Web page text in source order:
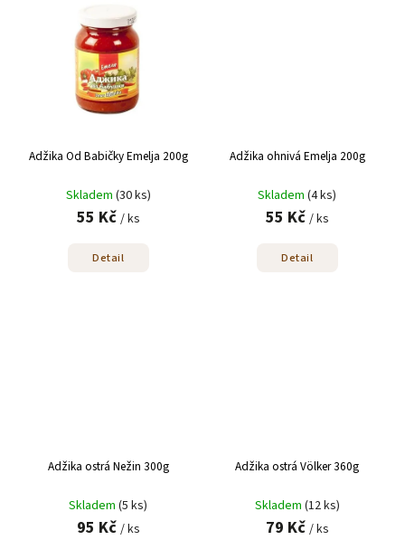
Adžika Od Babičky Emelja 200g
Skladem (30 ks)
55 Kč / ks
Detail
Adžika ohnivá Emelja 200g
Skladem (4 ks)
55 Kč / ks
Detail
Adžika ostrá Nežin 300g
Skladem (5 ks)
95 Kč / ks
Adžika ostrá Völker 360g
Skladem (12 ks)
79 Kč / ks